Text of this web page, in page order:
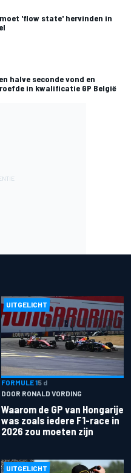
moet 'flow state' hervinden in
halve seconde vond en
in kwalificatie GP België
UITGELICHT
FORMULE 15 d
DOOR RONALD VORDING
Waarom de GP van Hongarije
was zoals iedere F1-race in
2026 zou moeten zijn
UITGELICHT